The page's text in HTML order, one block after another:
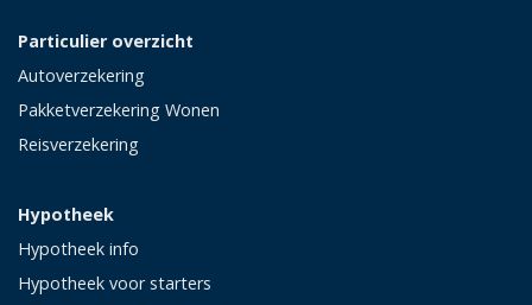
Particulier overzicht
Autoverzekering
Pakketverzekering Wonen
Reisverzekering
Hypotheek
Hypotheek info
Hypotheek voor starters